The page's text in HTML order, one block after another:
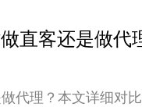
直客还是做代
代理？本文详细对